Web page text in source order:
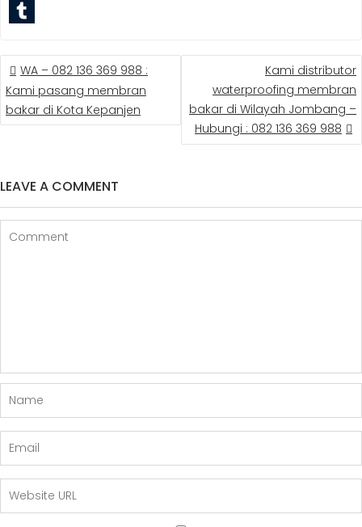
k
e
s
e
r
g
e
k
e
n
m
b
POST
NAVIGATION
WA – 082 136 369 988 :
Kami pasang membran
bakar di Kota Kepanjen
Kami distributor
waterproofing membran
bakar di Wilayah Jombang –
Hubungi : 082 136 369 988
LEAVE A COMMENT